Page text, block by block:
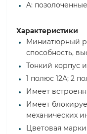
A:
Характеристики
Миниатюрный
способность,
Тонкий корпус
1 полюс 12А; 2
Имеет
Имеет
механических
Цветовая